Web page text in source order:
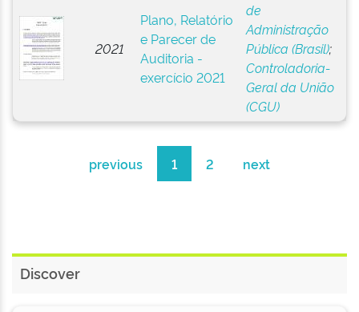
2021
Plano, Relatório
e Parecer de
Auditoria -
exercício 2021
de
Administração
Pública (Brasil);
Controladoria-
Geral da União
(CGU)
previous 1 2 next
Discover